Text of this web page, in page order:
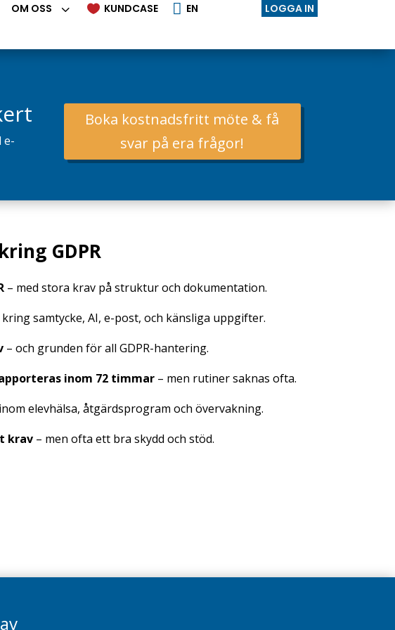
3
OM OSS  KUNDCASE  EN LOGGA IN
e-
Boka kostnadsfritt möte & få
svar på era frågor!
GDPR
– med stora krav på struktur och dokumentation.
samtycke, AI, e-post, och känsliga uppgifter.
– och grunden för all GDPR-hantering.
inom 72 timmar – men rutiner saknas ofta.
elevhälsa, åtgärdsprogram och övervakning.
krav – men ofta ett bra skydd och stöd.